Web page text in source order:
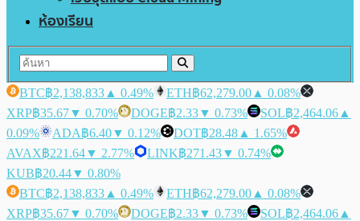
ห้องเรียน
BTC฿2,138,833 ▲ 0.49% ETH฿62,279.00 ▲ 0.08%
XRP฿35.67▼ 0.70% DOGE฿2.33▼ 0.73% SOL฿2,464.06 ▲
0.09%
ADA฿6.40▼ 0.12% DOT฿28.48 ▲ 1.65%
AVAX฿221.64▼ 2.77% LINK฿271.43▼ 0.74%
KUB฿20.44▼ 0.80%
BTC฿2,138,833 ▲ 0.49% ETH฿62,279.00 ▲ 0.08%
XRP฿35.67▼ 0.70% DOGE฿2.33▼ 0.73% SOL฿2,464.06 ▲